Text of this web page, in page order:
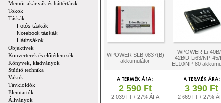
Memóriakártyák és háttértárak
Tokok
Táskák
Fotós táskák
Notebook táskák
Hátizsákok
Objektívek
Konverterek és előtétlencsék
Könyvek, kiadványok
Stúdió technika
Vakuk
Távkioldók
Elemtartók
Állványok
WPOWER SLB-0837(B)
akkumulátor
WPOWER Li-
42B/D-Li63/NP-45/
EL10/NP-80
2 590 Ft
2 039 Ft + 27% ÁFA
3 390 Ft
2 669 Ft + 27%